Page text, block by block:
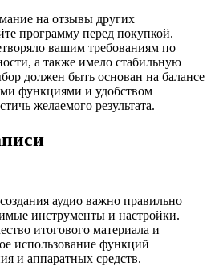
на отзывы других
программу перед покупкой.
вашим требованиям по
а также имело стабильную
должен быть основан на балансе
функциями и удобством
желаемого результата.
аудио важно правильно
инструменты и настройки.
итогового материала и
использование функций
и аппаратных средств.